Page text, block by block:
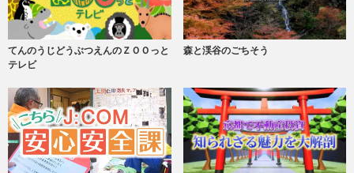
てんのうじどうぶつえんのＺＯＯっと
テレビ
森と渓谷のごちそう